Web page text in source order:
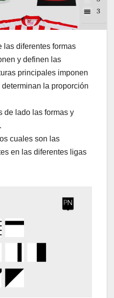
las diferentes formas
y definen las
principales imponen
la proporción
de lado las formas y
cuales son las
en las diferentes ligas